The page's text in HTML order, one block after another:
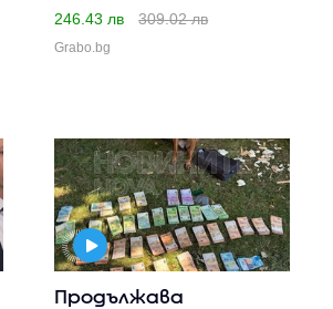
246.43 лв
309.02 лв
Grabo.bg
Продължава